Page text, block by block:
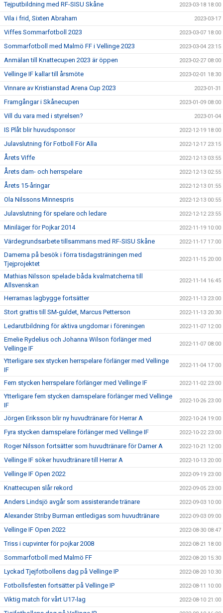
Tejputbildning med RF-SISU Skåne 2023-03-18 18:00
Vila i frid, Sixten Abraham 2023-03-17
Viffes Sommarfotboll 2023 2023-03-07 18:00
Sommarfotboll med Malmö FF i Vellinge 2023 2023-03-04 23:15
Anmälan till Knattecupen 2023 är öppen 2023-02-27 08:00
Vellinge IF kallar till årsmöte 2023-02-01 18:30
Vinnare av Kristianstad Arena Cup 2023 2023-01-31
Framgångar i Skånecupen 2023-01-09 08:00
Vill du vara med i styrelsen? 2023-01-04
IS Plåt blir huvudsponsor 2022-12-19 18:00
Julavslutning för Fotboll För Alla 2022-12-17 23:15
Årets Viffe 2022-12-13 03:55
Årets dam- och herrspelare 2022-12-13 02:55
Årets 15-åringar 2022-12-13 01:55
Ola Nilssons Minnespris 2022-12-13 00:55
Julavslutning för spelare och ledare 2022-12-12 23:55
Miniläger för Pojkar 2014 2022-11-19 10:00
Värdegrundsarbete tillsammans med RF-SISU Skåne 2022-11-17 17:00
Damerna på besök i förra tisdagsträningen med
Tjejprojektet
2022-11-15 20:00
Mathias Nilsson spelade båda kvalmatcherna till
Allsvenskan
2022-11-14 16:45
Herrarnas lagbygge fortsätter 2022-11-13 23:00
Stort grattis till SM-guldet, Marcus Petterson 2022-11-13 20:30
Ledarutbildning för aktiva ungdomar i föreningen 2022-11-07 12:00
Emelie Rydelius och Johanna Wilson förlänger med
Vellinge IF
2022-11-07 08:00
Ytterligare sex stycken herrspelare förlänger med Vellinge
IF
2022-11-04 17:00
Fem stycken herrspelare förlänger med Vellinge IF 2022-11-02 23:00
Ytterligare fem stycken damspelare förlänger med Vellinge
IF
2022-10-26 23:00
Jörgen Eriksson blir ny huvudtränare för Herrar A 2022-10-24 19:00
Fyra stycken damspelare förlänger med Vellinge IF 2022-10-22 23:00
Roger Nilsson fortsätter som huvudtränare för Damer A 2022-10-21 12:00
Vellinge IF söker huvudtränare till Herrar A 2022-10-13 20:00
Vellinge IF Open 2022 2022-09-19 23:00
Knattecupen slår rekord 2022-09-05 23:00
Anders Lindsjö avgår som assisterande tränare 2022-09-03 10:00
Alexander Striby Burman entledigas som huvudtränare 2022-09-03 09:00
Vellinge IF Open 2022 2022-08-30 08:47
Triss i cupvinter för pojkar 2008 2022-08-21 18:00
Sommarfotboll med Malmö FF 2022-08-20 15:30
Lyckad Tjejfotbollens dag på Vellinge IP 2022-08-20 10:30
Fotbollsfesten fortsätter på Vellinge IP 2022-08-11 10:00
Viktig match för vårt U17-lag 2022-08-10 21:00